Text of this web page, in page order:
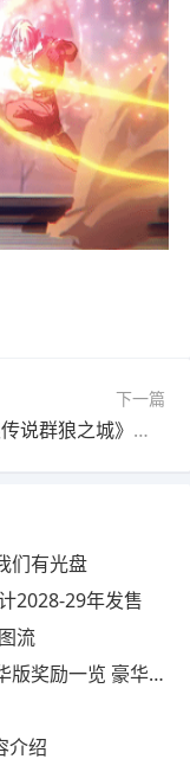
下一篇
《饿狼传说群狼之城》凯文莱恩性能介绍
们有光盘
2028-29年发售
流
一览 豪华版有什么
介绍